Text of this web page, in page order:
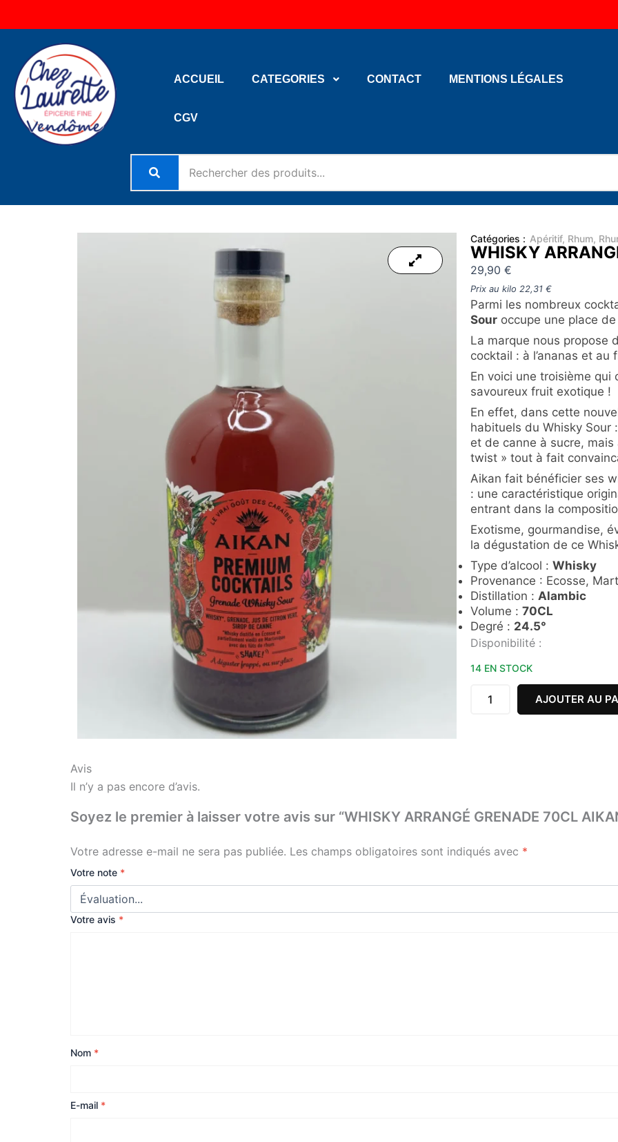
au
ACCUEIL CATEGORIES CONTACT MENTIONS LÉGALES
CGV
Catégories : Apéritif, Rhum,
WHISKY
29,90 €
Prix au kilo 22,31 €
Parmi les nombreux
Sour occupe une place
La marque nous propose
cocktail : à l’ananas et au
En voici une troisième qui
savoureux fruit exotique !
En effet, dans cette
habituels du Whisky
et de canne à sucre,
twist » tout à fait
Aikan fait bénéficier ses
: une caractéristique
entrant dans la
Exotisme, gourmandise,
la dégustation de ce
Type d’alcool : Whisky
Provenance : Ecosse,
Distillation : Alambic
Volume : 70CL
Degré : 24.5°
Disponibilité :
14 EN STOCK
quantité
WHISKY
GRENADE
AJOUTER AU
Avis
Il n’y a pas encore d’avis.
Soyez le premier à laisser votre avis sur “WHISKY ARRANGÉ GRENADE 70CL
Votre adresse e-mail ne sera pas publiée. Les champs obligatoires sont indiqués avec *
Votre note *
Votre avis *
Nom *
E-mail *